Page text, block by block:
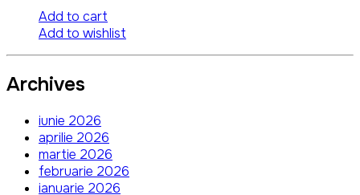
Add to cart
Add to wishlist
Archives
iunie 2026
aprilie 2026
martie 2026
februarie 2026
ianuarie 2026